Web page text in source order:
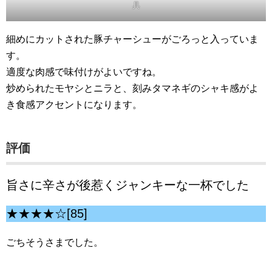
具
細めにカットされた豚チャーシューがごろっと入っていま
す。
適度な肉感で味付けがよいですね。
炒められたモヤシとニラと、刻みタマネギのシャキ感がよ
き食感アクセントになります。
評価
旨さに辛さが後惹くジャンキーな一杯でした
★★★★☆[85]
ごちそうさまでした。